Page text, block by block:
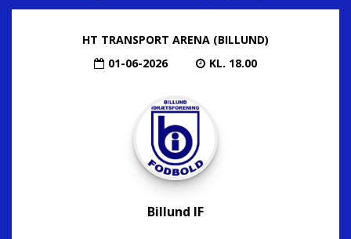
HT TRANSPORT ARENA (BILLUND)
01-06-2026
KL. 18.00
Billund IF